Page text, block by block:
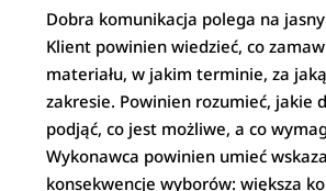
Dobra komunikacja polega na
Klient powinien wiedzieć, co
materiału, w jakim terminie, za
zakresie. Powinien rozumieć, jakie
podjąć, co jest możliwe, a co
Wykonawca powinien umieć
konsekwencje wyborów: większa